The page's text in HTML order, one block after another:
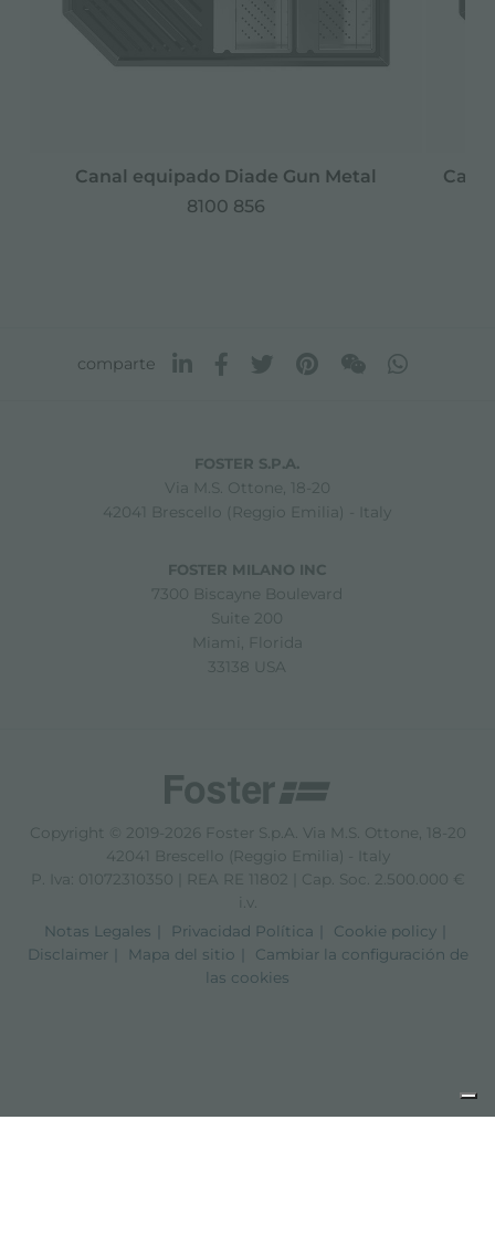
Canal equipado Diade Gun Metal
8100 856
comparte
FOSTER S.P.A.
Via M.S. Ottone, 18-20
42041 Brescello (Reggio Emilia) - Italy
FOSTER MILANO INC
7300 Biscayne Boulevard
Suite 200
Miami, Florida
33138 USA
Copyright © 2019-2026 Foster S.p.A. Via M.S. Ottone, 18-20
42041 Brescello (Reggio Emilia) - Italy
P. Iva: 01072310350 | REA RE 11802 | Cap. Soc. 2.500.000 €
i.v.
Notas Legales
Privacidad Política
Cookie policy
Disclaimer
Mapa del sitio
Cambiar la configuración de
las cookies